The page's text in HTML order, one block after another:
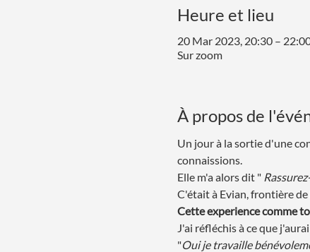
Heure et lieu
20 Mar 2023, 20:30 –
Sur zoom
À propos de
Un jour à la sortie d'une
connaissions.
Elle m'a alors dit "
C'était à Evian, frontière
Cette experience comme
J'ai réfléchis à ce que
"Oui je travaille